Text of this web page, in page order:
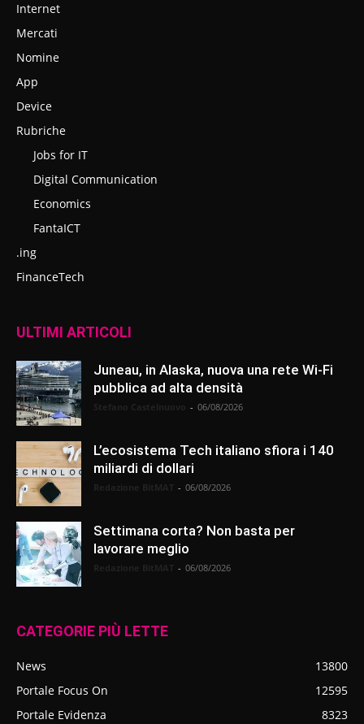
Internet
Mercati
Nomine
App
Device
Rubriche
Jobs for IT
Digital Communication
Economics
FantaICT
.ing
FinanceTech
ULTIMI ARTICOLI
Juneau, in Alaska, nuova una rete Wi-Fi
pubblica ad alta densità
- 06/08/2026
L’ecosistema Tech italiano sfiora i 140
miliardi di dollari
- 06/08/2026
Settimana corta? Non basta per
lavorare meglio
- 06/08/2026
CATEGORIE PIÙ LETTE
News
13800
Portale Focus On
12595
Portale Evidenza
8323